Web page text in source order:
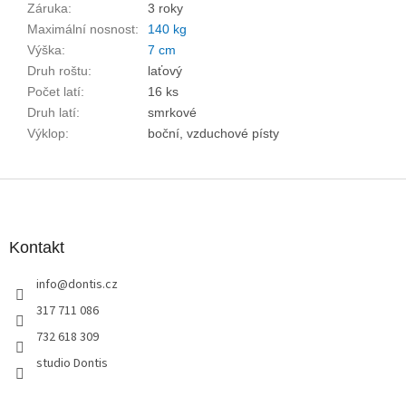
Záruka:
3 roky
Maximální nosnost:
140 kg
Výška:
7 cm
Druh roštu:
laťový
Počet latí:
16 ks
Druh latí:
smrkové
Výklop: boční, vzduchové písty
Kontakt
info@dontis.cz
317 711 086
732 618 309
studio Dontis